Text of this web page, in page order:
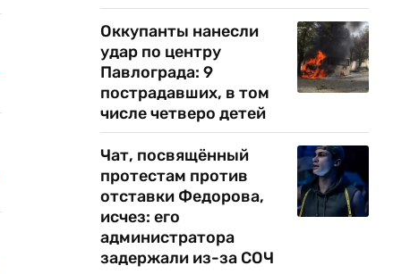
Оккупанты нанесли
удар по центру
Павлограда: 9
пострадавших, в том
числе четверо детей
Чат, посвящённый
протестам против
отставки Федорова,
исчез: его
администратора
задержали из-за СОЧ